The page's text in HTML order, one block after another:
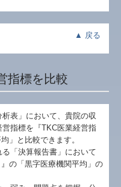
▲ 戻る
指標を比較
表」において、貴院の収
指標を『TKC医業経営指
」と比較できます。
「決算報告書」において
の「黒字医療機関平均」の